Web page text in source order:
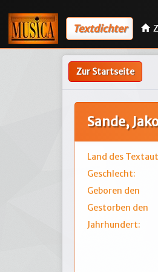
Textdichter
Zur Startseite
Sande,
Land des
Geschlecht:
Geboren den
Gestorben den
Jahrhundert: